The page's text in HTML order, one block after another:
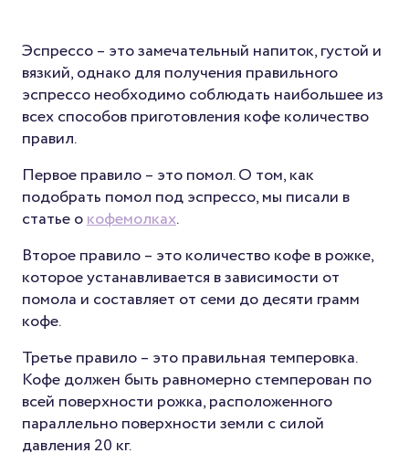
Эспрессо – это замечательный напиток, густой и
вязкий, однако для получения правильного
эспрессо необходимо соблюдать наибольшее из
всех способов приготовления кофе количество
правил.
Первое правило – это помол. О том, как
подобрать помол под эспрессо, мы писали в
статье окофемолках.
Второе правило – это количество кофе в рожке,
которое устанавливается в зависимости от
помола и составляет от семи до десяти грамм
кофе.
Третье правило – это правильная темперовка.
Кофе должен быть равномерно стемперован по
всей поверхности рожка, расположенного
параллельно поверхности земли с силой
давления 20 кг.